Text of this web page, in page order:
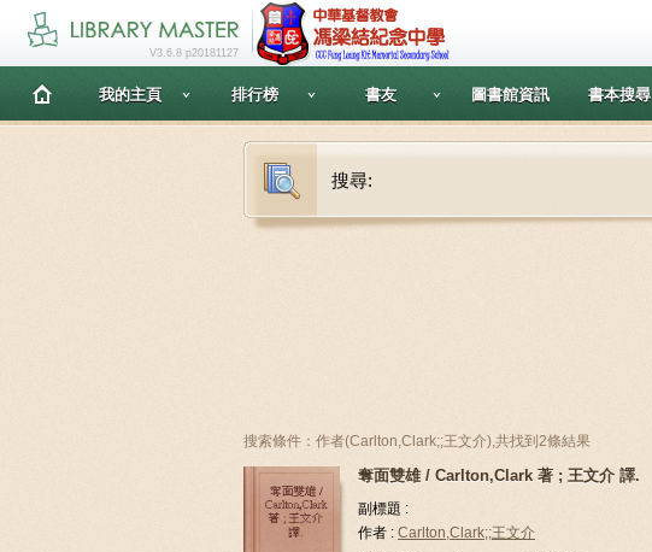
V3.6.8 p20181127
我的主頁 排行榜 書友 圖書館資訊 書本搜尋
搜尋:
搜索條件：作者(Carlton,Clark;;王文介),共找到2條結果
奪面雙雄 / Carlton,Clark 著 ; 王文介 譯.
副標題 :
作者 : Carlton,Clark;;王文介